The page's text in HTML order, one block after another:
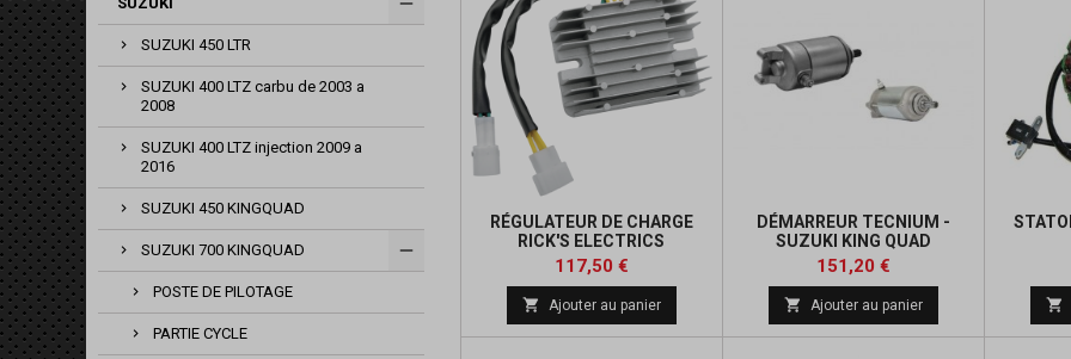
SUZUKI 450 LTR
SUZUKI 400 LTZ carbu de 2003 a
2008
SUZUKI 400 LTZ injection 2009 a
2016
SUZUKI 450 KINGQUAD
SUZUKI 700 KINGQUAD
POSTE DE PILOTAGE
PARTIE CYCLE
RÉGULATEUR DE CHARGE
RICK'S ELECTRICS
Prix
117,50 €Prix
de
base
 Ajouter au panier
DÉMARREUR TECNIUM -
SUZUKI KING QUAD
Prix
151,20 €Prix
de
base
 Ajouter au panier 